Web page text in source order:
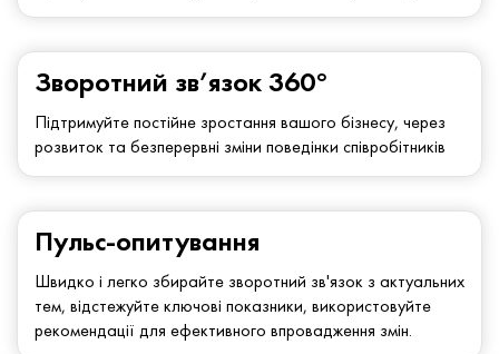
Зворотний зв’язок 360°
Підтримуйте постійне зростання вашого бізнесу, через
розвиток та безперервні зміни поведінки співробітників
Пульс-опитування
Швидко і легко збирайте зворотний зв'язок з актуальних
тем, відстежуйте ключові показники, використовуйте
рекомендації для ефективного впровадження змін.